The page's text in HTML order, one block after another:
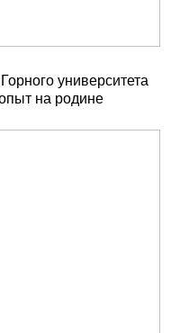
университета
на родине